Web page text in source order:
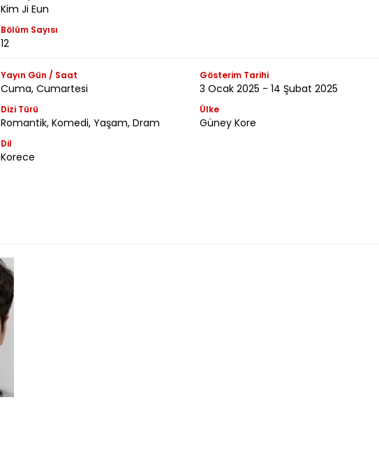
Kim Ji Eun
Bölüm Sayısı
12
Yayın Gün / Saat
Cuma, Cumartesi
Gösterim Tarihi
3 Ocak 2025 - 14 Şubat 2025
Dizi Türü
Romantik, Komedi, Yaşam, Dram
Ülke
Güney Kore
Dil
Korece